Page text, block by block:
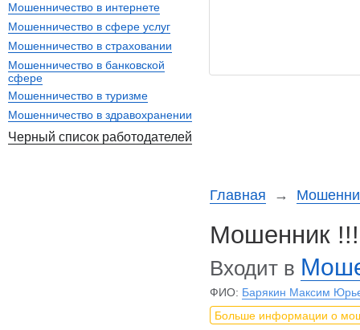
Главная →
Мошенник
Входит в
ФИО: Барякин Максим
Больше информации о
Мошенничество в интернете
Мошенничество в сфере услуг
Мошенничество в страховании
Мошенничество в банковской
сфере
Мошенничество в туризме
Мошенничество в здравохранении
Черный список работодателей